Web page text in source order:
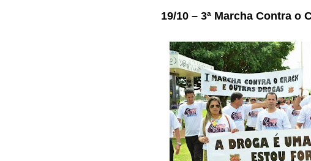
19/10 – 3ª Marcha Contra o